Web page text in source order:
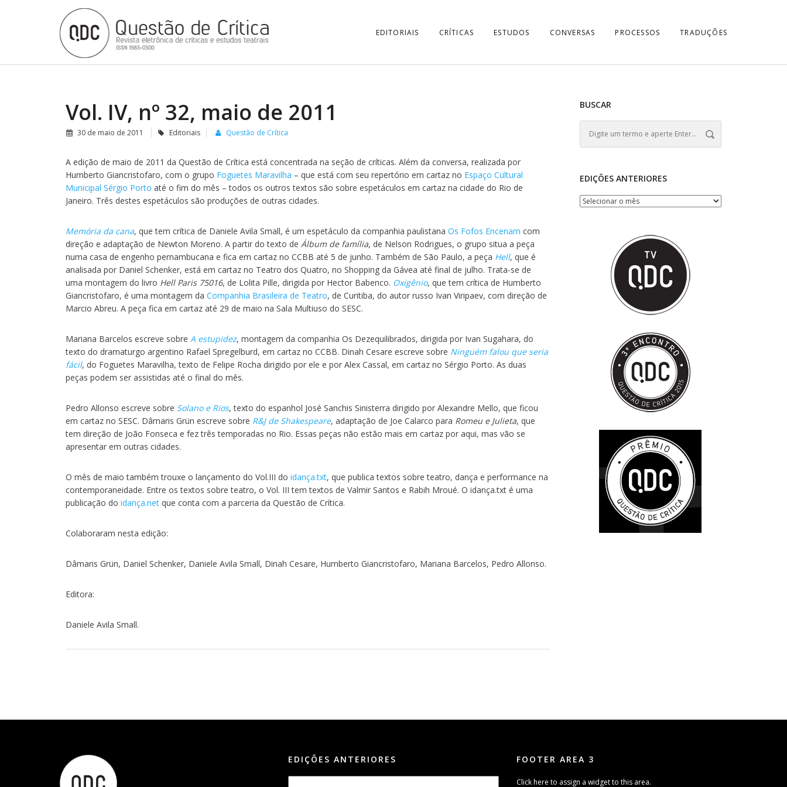
EDITORIAIS CRÍTICAS ESTUDOS CONVERSAS PROCESSOS TRADUÇÕES
Vol. IV, nº 32, maio de 2011
30 de maio de 2011 Editoriais Questão de Crítica
A edição de maio de 2011 da Questão de Crítica está concentrada na seção de críticas. Além da conversa, realizada por
Humberto Giancristofaro, com o grupo Foguetes Maravilha – que está com seu repertório em cartaz no Espaço Cultural
Municipal Sérgio Porto até o fim do mês – todos os outros textos são sobre espetáculos em cartaz na cidade do Rio de
Janeiro. Três destes espetáculos são produções de outras cidades.
Memória da cana, que tem crítica de Daniele Avila Small, é um espetáculo da companhia paulistana Os Fofos Encenam com
direção e adaptação de Newton Moreno. A partir do texto de Álbum de família, de Nelson Rodrigues, o grupo situa a peça
numa casa de engenho pernambucana e fica em cartaz no CCBB até 5 de junho. Também de São Paulo, a peça Hell, que é
analisada por Daniel Schenker, está em cartaz no Teatro dos Quatro, no Shopping da Gávea até final de julho. Trata-se de
uma montagem do livro Hell Paris 75016, de Lolita Pille, dirigida por Hector Babenco. Oxigênio, que tem crítica de Humberto
Giancristofaro, é uma montagem da Companhia Brasileira de Teatro, de Curitiba, do autor russo Ivan Viripaev, com direção de
Marcio Abreu. A peça fica em cartaz até 29 de maio na Sala Multiuso do SESC.
Mariana Barcelos escreve sobre A estupidez, montagem da companhia Os Dezequilibrados, dirigida por Ivan Sugahara, do
texto do dramaturgo argentino Rafael Spregelburd, em cartaz no CCBB. Dinah Cesare escreve sobre Ninguém falou que seria
fácil, do Foguetes Maravilha, texto de Felipe Rocha dirigido por ele e por Alex Cassal, em cartaz no Sérgio Porto. As duas
peças podem ser assistidas até o final do mês.
Pedro Allonso escreve sobre Solano e Rios, texto do espanhol José Sanchis Sinisterra dirigido por Alexandre Mello, que ficou
em cartaz no SESC. Dâmaris Grün escreve sobre R&J de Shakespeare, adaptação de Joe Calarco para Romeu e Julieta, que
tem direção de João Fonseca e fez três temporadas no Rio. Essas peças não estão mais em cartaz por aqui, mas vão se
apresentar em outras cidades.
O mês de maio também trouxe o lançamento do Vol.III do idança.txt, que publica textos sobre teatro, dança e performance na
contemporaneidade. Entre os textos sobre teatro, o Vol. III tem textos de Valmir Santos e Rabih Mroué. O idança.txt é uma
publicação do idança.net que conta com a parceria da Questão de Crítica.
Colaboraram nesta edição:
Dâmaris Grün, Daniel Schenker, Daniele Avila Small, Dinah Cesare, Humberto Giancristofaro, Mariana Barcelos, Pedro Allonso.
Editora:
Daniele Avila Small.
BUSCAR
EDIÇÕES ANTERIORES
EDIÇÕES ANTERIORES FOOTER AREA 3
Click here to assign a widget to this area.